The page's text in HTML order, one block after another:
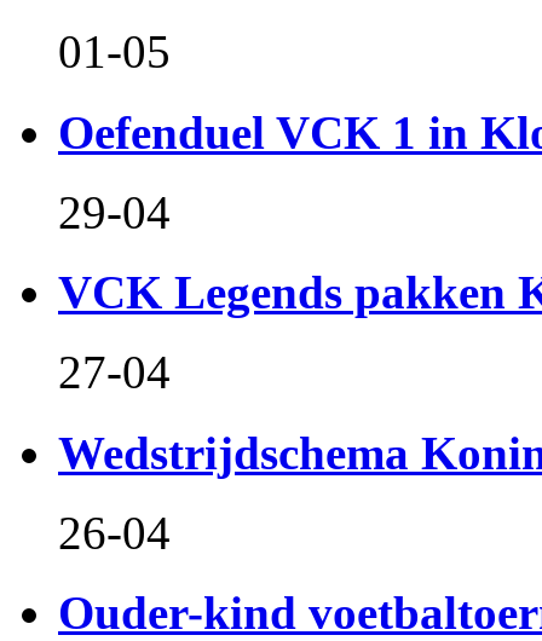
01-05
Oefenduel VCK 1 in
29-04
VCK Legends pakken
27-04
Wedstrijdschema
26-04
Ouder-kind